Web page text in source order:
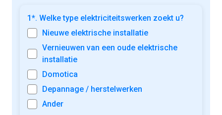
1*. Welke type elektriciteitswerken zoekt u?
Nieuwe elektrische installatie
Vernieuwen van een oude elektrische
installatie
Domotica
Depannage / herstelwerken
Ander